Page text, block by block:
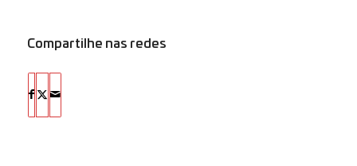
Compartilhe nas redes